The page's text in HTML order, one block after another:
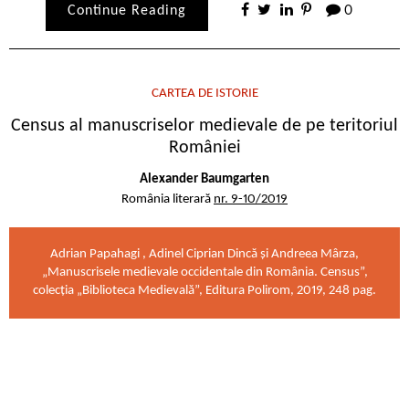
Continue Reading 0
CARTEA DE ISTORIE
Census al manuscriselor medievale de pe teritoriul
României
Alexander Baumgarten
România literară nr. 9-10/2019
Adrian Papahagi , Adinel Ciprian Dincă și Andreea Mârza,
„Manuscrisele medievale occidentale din România. Census”,
colecția „Biblioteca Medievală”, Editura Polirom, 2019, 248 pag.